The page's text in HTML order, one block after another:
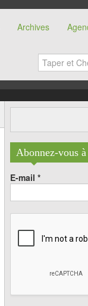
Archives
Abonnez-vous
E-mail *